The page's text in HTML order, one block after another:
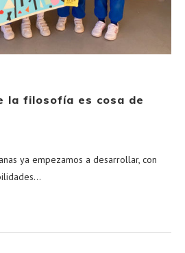
la filosofía es cosa de
ya empezamos a desarrollar, con